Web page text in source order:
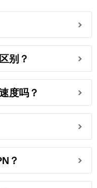
别？
度吗？
？